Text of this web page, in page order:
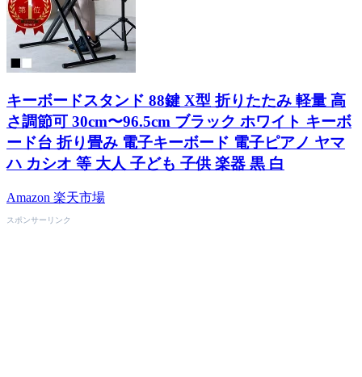
キーボードスタンド 88鍵 X型 折りたたみ 軽量 高
さ調節可 30cm〜96.5cm ブラック ホワイト キーボ
ード台 折り畳み 電子キーボード 電子ピアノ ヤマ
ハ カシオ 等 大人 子ども 子供 楽器 黒 白
Amazon 楽天市場
スポンサーリンク